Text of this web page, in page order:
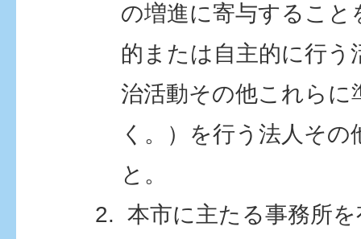
の増進に寄与すること
的または自主的に行う
治活動その他これらに
く。）を行う法人そ
と。
本市に主たる事務所